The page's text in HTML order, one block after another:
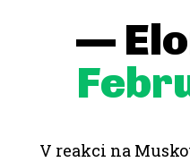
—
V reakci na